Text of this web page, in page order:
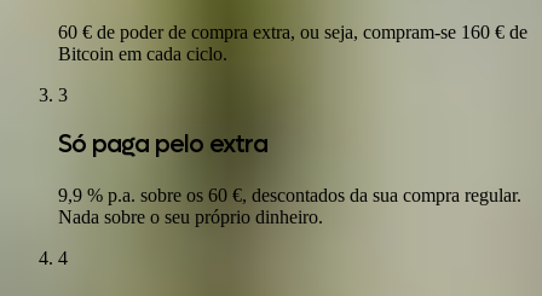
60 € de poder de compra extra, ou seja, compram-se 160 € de
Bitcoin em cada ciclo.
3
Só paga pelo extra
9,9 % p.a. sobre os 60 €, descontados da sua compra regular.
Nada sobre o seu próprio dinheiro.
4